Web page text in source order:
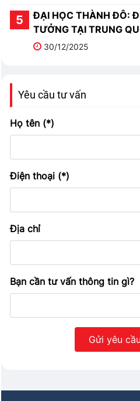
ĐẠI HỌC THÀNH ĐÔ:
TƯỞNG TẠI TRUNG
30/12/2025
Yêu cầu tư vấn
Họ tên (*)
Điện thoại (*)
Địa chỉ
Bạn cần tư vấn thông tin gì?